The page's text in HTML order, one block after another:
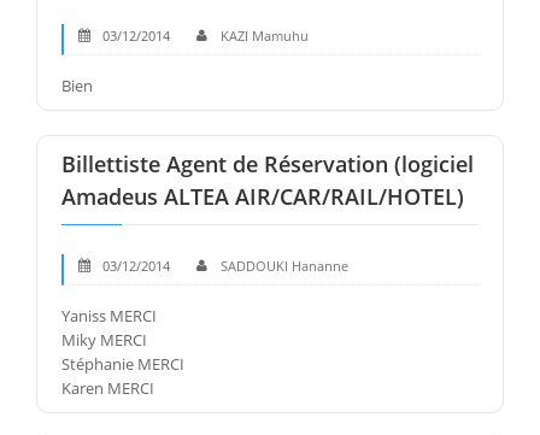
03/12/2014 KAZI Mamuhu
Bien
Billettiste Agent de Réservation (logiciel
Amadeus ALTEA AIR/CAR/RAIL/HOTEL)
03/12/2014 SADDOUKI Hananne
Yaniss MERCI
Miky MERCI
Stéphanie MERCI
Karen MERCI